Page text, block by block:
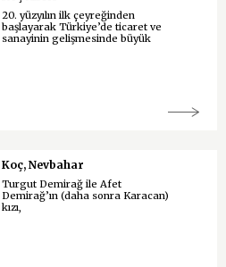
20. yüzyılın ilk çeyreğinden
başlayarak Türkiye’de ticaret ve
sanayinin gelişmesinde büyük
Koç, Nevbahar
Turgut Demirağ ile Afet
Demirağ’ın (daha sonra Karacan)
kızı,